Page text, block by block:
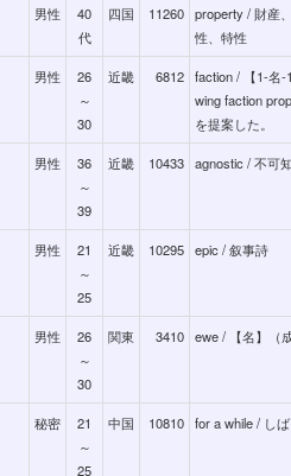
男性
40
代
四国 11260 property / 財産
性、特性
男性
26
～
30
近畿 6812 faction / 【1-名
wing faction
を提案した。
男性
36
～
39
近畿 10433 agnostic / 不可
男性
21
～
25
近畿 10295 epic / 叙事詩
男性
26
～
30
関東 3410 ewe / 【名】（
秘密
21
～
25
中国 10810 for a while / し